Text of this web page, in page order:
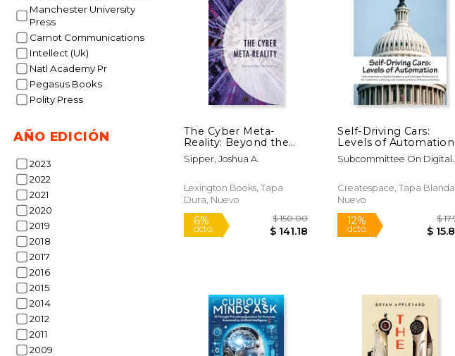
Manchester University
Press
Carnot Communications
Intellect (Uk)
Natl Academy Pr
Pegasus Books
Polity Press
AÑO EDICIÓN
2023
2022
2021
2020
2019
2018
2017
2016
2015
2014
2012
2011
2009
12%
dcto.
12%
dcto.
The Cyber Meta-
Reality: Beyond the
Metaverse (en Inglés)
Sipper, Joshua A.
Lexington Books, Tapa
Dura, Nuevo
Self-Driving Cars:
Levels of Automation
(en Inglés)
Subcommittee On Digital
Createspace, Tapa Blanda,
Nuevo